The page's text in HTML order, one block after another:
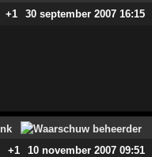
+1 30 september 2007 16:15
+1 10 november 2007 09:51